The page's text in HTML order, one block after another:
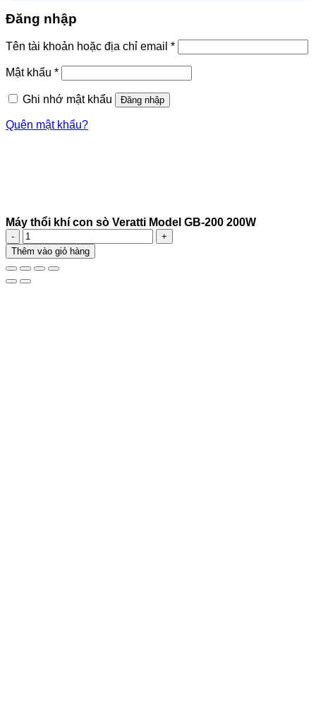
Đăng nhập
Tên tài khoản hoặc địa chỉ email *Bắt
buộc
Mật khẩu *Bắt
buộc
Ghi nhớ mật khẩu
Đăng nhập
Quên mật khẩu?
Máy thổi khí con sò Veratti Model GB-200 200W
Máy
thổi
khí
con
sò
Thêm vào giỏ hàng